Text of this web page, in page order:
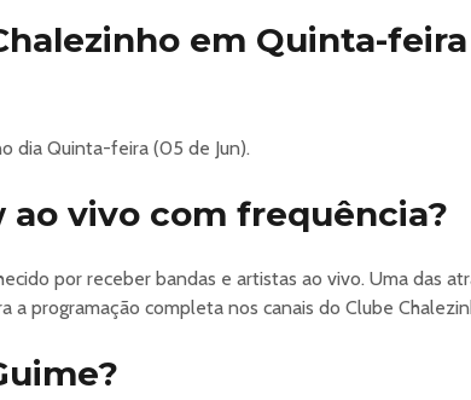
em Quinta-
dia Quinta-feira (05 de Jun).
ao vivo com frequência?
por receber bandas e artistas ao vivo. Uma das
programação completa nos canais do Clube